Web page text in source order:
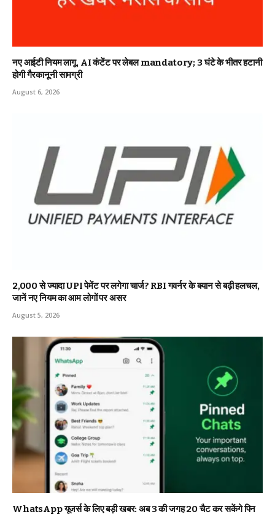
नए आईटी नियम लागू, AI कंटेंट पर लेबल mandatory; 3 घंटे के भीतर हटानी
होगी गैरकानूनी सामग्री
August 6, 2026
₹2,000 से ज्यादा UPI पेमेंट पर लगेगा चार्ज? RBI गवर्नर के बयान से बढ़ी हलचल,
जानें नए नियम का आम लोगों पर असर
August 5, 2026
WhatsApp यूजर्स के लिए बड़ी खबर: अब 3 की जगह 20 चैट कर सकेंगे पिन